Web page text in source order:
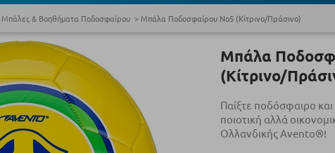
Μπάλες & Βοηθήματα Ποδοσφαίρου Μπάλα Ποδοσφαίρου Νο5 (Κίτρινο/Πράσινο)
Μπάλα
(Κίτρινο/
Παίξτε ποδόσφαιρο
ποιοτική αλλά
Ολλανδικής Avento®!